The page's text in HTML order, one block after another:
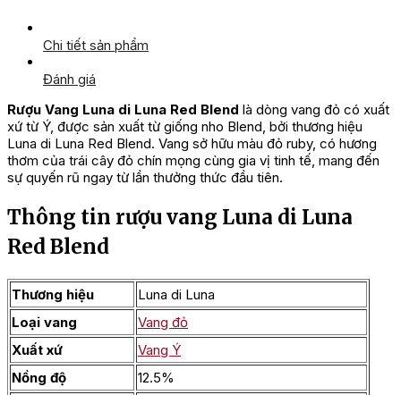
Chi tiết sản phẩm
Đánh giá
Rượu Vang Luna di Luna Red Blend là dòng vang đỏ có xuất
xứ từ Ý, được sản xuất từ giống nho Blend, bởi thương hiệu
Luna di Luna Red Blend. Vang sở hữu màu đỏ ruby, có hương
thơm của trái cây đỏ chín mọng cùng gia vị tinh tế, mang đến
sự quyến rũ ngay từ lần thưởng thức đầu tiên.
Thông tin rượu vang Luna di Luna
Red Blend
Thương hiệu
Luna di Luna
Loại vang
Vang đỏ
Xuất xứ
Vang Ý
Nồng độ
12.5%